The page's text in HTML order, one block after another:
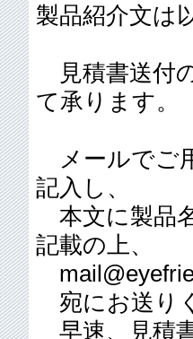
製品紹介文は
見積書送付
て承ります。
メールでご
記入し、
本文に製品
記載の上、
宛にお送り
早速、見積